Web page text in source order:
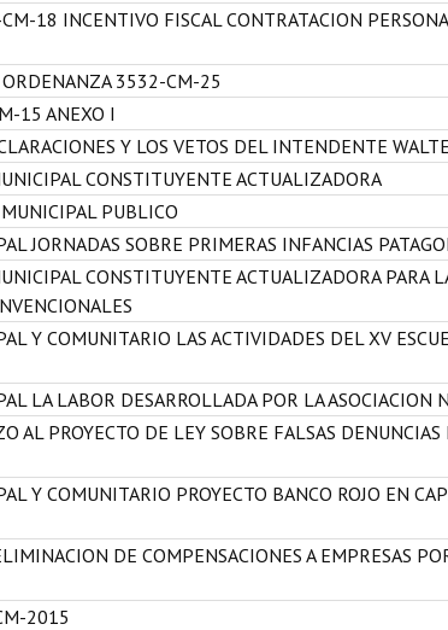
18 INCENTIVO FISCAL CONTRATACION
ORDENANZA 3532-CM-25
15 ANEXO I
Y LOS VETOS DEL INTENDENTE
CONSTITUYENTE ACTUALIZADORA
PUBLICO
JORNADAS SOBRE PRIMERAS INFANCIAS
CONSTITUYENTE ACTUALIZADORA PARA
Y COMUNITARIO LAS ACTIVIDADES DEL XV
LA LABOR DESARROLLADA POR LA ASOCIACION
AL PROYECTO DE LEY SOBRE FALSAS
Y COMUNITARIO PROYECTO BANCO ROJO EN
DE COMPENSACIONES A EMPRESAS
2015